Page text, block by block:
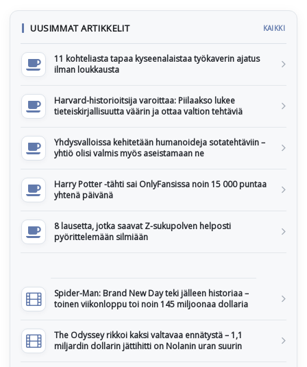
UUSIMMAT ARTIKKELIT KAIKKI
11 kohteliasta tapaa kyseenalaistaa työkaverin ajatus
ilman loukkausta
Harvard-historioitsija varoittaa: Piilaakso lukee
tieteiskirjallisuutta väärin ja ottaa valtion tehtäviä
Yhdysvalloissa kehitetään humanoideja sotatehtäviin –
yhtiö olisi valmis myös aseistamaan ne
Harry Potter -tähti sai OnlyFansissa noin 15 000 puntaa
yhtenä päivänä
8 lausetta, jotka saavat Z-sukupolven helposti
pyörittelemään silmiään
Spider-Man: Brand New Day teki jälleen historiaa –
toinen viikonloppu toi noin 145 miljoonaa dollaria
The Odyssey rikkoi kaksi valtavaa ennätystä – 1,1
miljardin dollarin jättihitti on Nolanin uran suurin